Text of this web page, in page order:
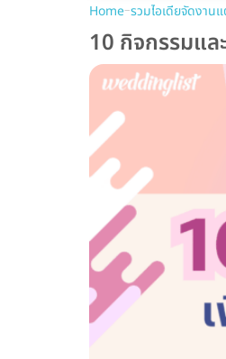
Home–รวมไอเดียจัดงาน
10 กิจกรรมแล